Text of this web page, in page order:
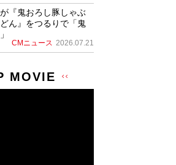
が『鬼おろし豚しゃぶ
ん』をつるりで「鬼
CMニュース 2026.07.21
MOVIE